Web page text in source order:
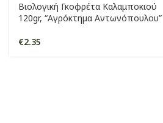
Βιολογική Γκοφρέτα Καλαμποκιού
120gr, “Αγρόκτημα Αντωνόπουλου”
€2.35